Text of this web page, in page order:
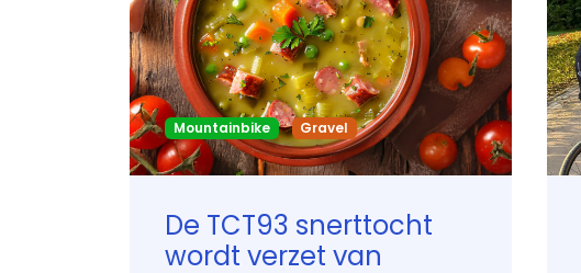
Mountainbike Gravel
De TCT93 snerttocht
wordt verzet van